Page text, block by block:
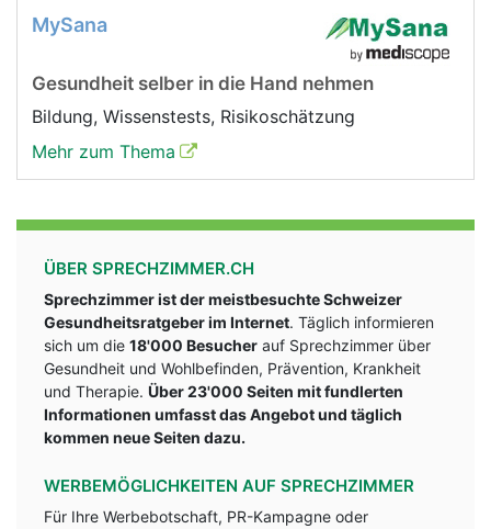
MySana
Gesundheit selber in die Hand nehmen
Bildung, Wissenstests, Risikoschätzung
Mehr zum Thema
ÜBER SPRECHZIMMER.CH
Sprechzimmer ist der meistbesuchte Schweizer
Gesundheitsratgeber im Internet. Täglich informieren
sich um die 18'000 Besucher auf Sprechzimmer über
Gesundheit und Wohlbefinden, Prävention, Krankheit
und Therapie. Über 23'000 Seiten mit fundlerten
Informationen umfasst das Angebot und täglich
kommen neue Seiten dazu.
WERBEMÖGLICHKEITEN AUF SPRECHZIMMER
Für Ihre Werbebotschaft, PR-Kampagne oder